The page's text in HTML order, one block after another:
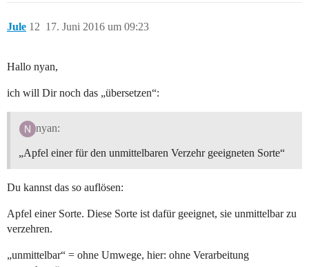
Jule 17. Juni 2016 um 09:23
12
Hallo nyan,
ich will Dir noch das „übersetzen“:
nyan:
„Apfel einer für den unmittelbaren Verzehr geeigneten Sorte“
Du kannst das so auflösen:
Apfel einer Sorte. Diese Sorte ist dafür geeignet, sie unmittelbar zu
verzehren.
„unmittelbar“ = ohne Umwege, hier: ohne Verarbeitung